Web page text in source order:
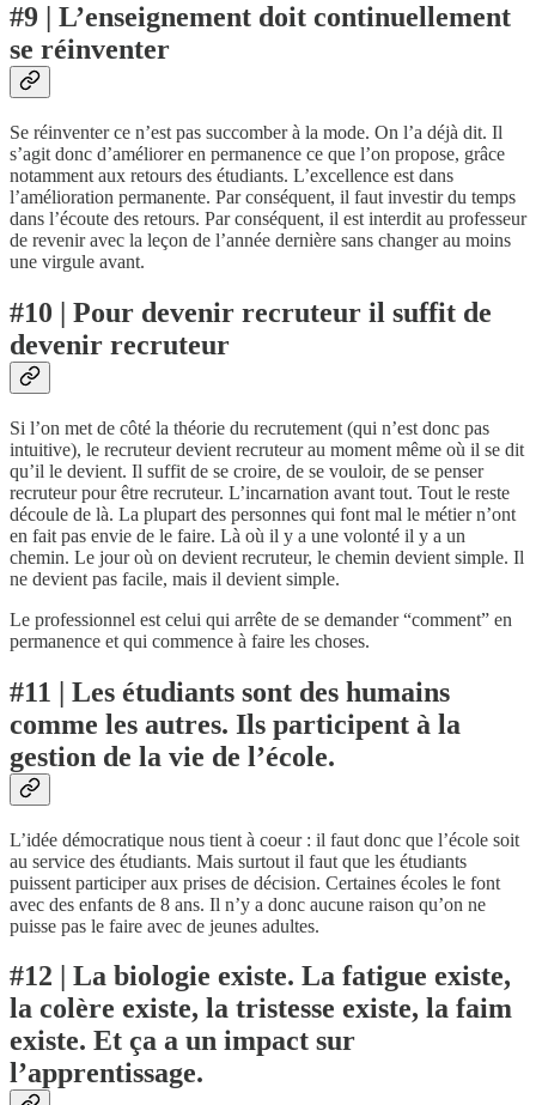
#9 | L’enseignement doit continuellement
se réinventer
Se réinventer ce n’est pas succomber à la mode. On l’a déjà dit. Il
s’agit donc d’améliorer en permanence ce que l’on propose, grâce
notamment aux retours des étudiants. L’excellence est dans
l’amélioration permanente. Par conséquent, il faut investir du temps
dans l’écoute des retours. Par conséquent, il est interdit au professeur
de revenir avec la leçon de l’année dernière sans changer au moins
une virgule avant.
#10 | Pour devenir recruteur il suffit de
devenir recruteur
Si l’on met de côté la théorie du recrutement (qui n’est donc pas
intuitive), le recruteur devient recruteur au moment même où il se dit
qu’il le devient. Il suffit de se croire, de se vouloir, de se penser
recruteur pour être recruteur. L’incarnation avant tout. Tout le reste
découle de là. La plupart des personnes qui font mal le métier n’ont
en fait pas envie de le faire. Là où il y a une volonté il y a un
chemin. Le jour où on devient recruteur, le chemin devient simple. Il
ne devient pas facile, mais il devient simple.
Le professionnel est celui qui arrête de se demander “comment” en
permanence et qui commence à faire les choses.
#11 | Les étudiants sont des humains
comme les autres. Ils participent à la
gestion de la vie de l’école.
L’idée démocratique nous tient à coeur : il faut donc que l’école soit
au service des étudiants. Mais surtout il faut que les étudiants
puissent participer aux prises de décision. Certaines écoles le font
avec des enfants de 8 ans. Il n’y a donc aucune raison qu’on ne
puisse pas le faire avec de jeunes adultes.
#12 | La biologie existe. La fatigue existe,
la colère existe, la tristesse existe, la faim
existe. Et ça a un impact sur
l’apprentissage.